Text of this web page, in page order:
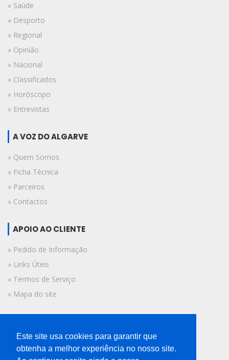
» Saúde
» Desporto
» Regional
» Opinião
» Nacional
» Classificados
» Horóscopo
» Entrevistas
A VOZ DO ALGARVE
» Quem Somos
» Ficha Técnica
» Parceiros
» Contactos
APOIO AO CLIENTE
» Pedido de Informação
» Links Úteis
» Termos de Serviço
» Mapa do site
© 2019 A Voz do Algarve.
Todos os direitos reservados.
Este site usa cookies para garantir que
obtenha a melhor experiência no nosso site.